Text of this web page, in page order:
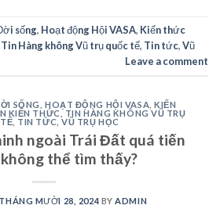
sống, Hoạt động Hội VASA, Kiến thức
Tin Hàng không Vũ trụ quốc tế, Tin tức,Vũ
Leave a comment
SỐNG HOẠT ĐỘNG HỘI VASA ,KIẾN
KIẾN THỨC , TIN HÀNG KHÔNG VŨ TRỤ
TIN TỨC ,VŨ TRỤ HỌC
ngoài Trái Đất quá tiến
thể tìm thấy?
THÁNG MƯỜI 28, 2024 BY ADMIN